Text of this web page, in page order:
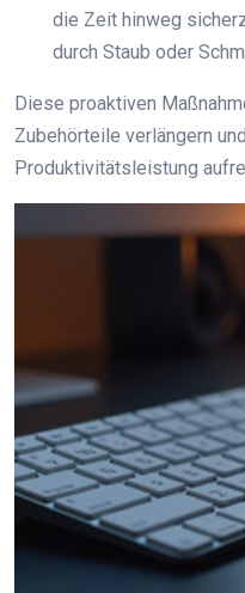
die Zeit hinweg
durch Staub oder
Diese proaktiven
Zubehörteile verlängern
Produktivitätsleistung